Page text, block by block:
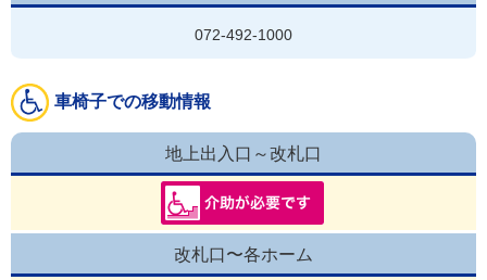
072-492-1000
車椅子での移動情報
地上出入口～改札口
改札口〜各ホーム